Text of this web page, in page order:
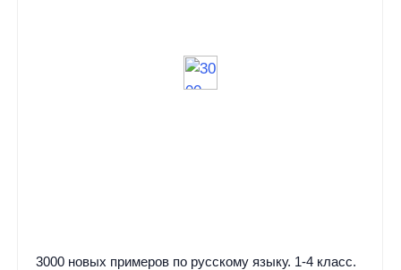
3000 новых примеров по русскому языку. 1-4 класс.